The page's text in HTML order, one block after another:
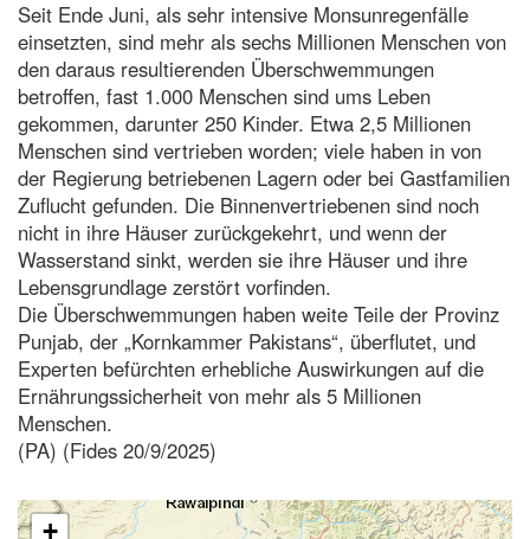
Seit Ende Juni, als sehr intensive Monsunregenfälle
einsetzten, sind mehr als sechs Millionen Menschen von
den daraus resultierenden Überschwemmungen
betroffen, fast 1.000 Menschen sind ums Leben
gekommen, darunter 250 Kinder. Etwa 2,5 Millionen
Menschen sind vertrieben worden; viele haben in von
der Regierung betriebenen Lagern oder bei Gastfamilien
Zuflucht gefunden. Die Binnenvertriebenen sind noch
nicht in ihre Häuser zurückgekehrt, und wenn der
Wasserstand sinkt, werden sie ihre Häuser und ihre
Lebensgrundlage zerstört vorfinden.
Die Überschwemmungen haben weite Teile der Provinz
Punjab, der „Kornkammer Pakistans“, überflutet, und
Experten befürchten erhebliche Auswirkungen auf die
Ernährungssicherheit von mehr als 5 Millionen
Menschen.
(PA) (Fides 20/9/2025)
+